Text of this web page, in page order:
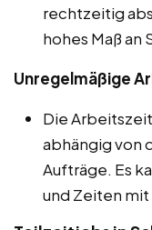
rechtzeitig
hohes Maß an
Unregelmäßige
Die
abhängig von
Aufträge. Es
und Zeiten